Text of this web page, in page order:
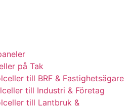
på Tak
till BRF & Fastighetsägare
till Industri & Företag
till Lantbruk &